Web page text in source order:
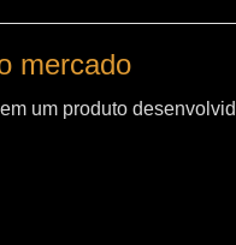
mercado
um produto